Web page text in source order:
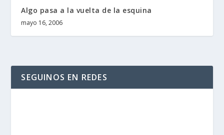
Algo pasa a la vuelta de la esquina
mayo 16, 2006
SEGUINOS EN REDES